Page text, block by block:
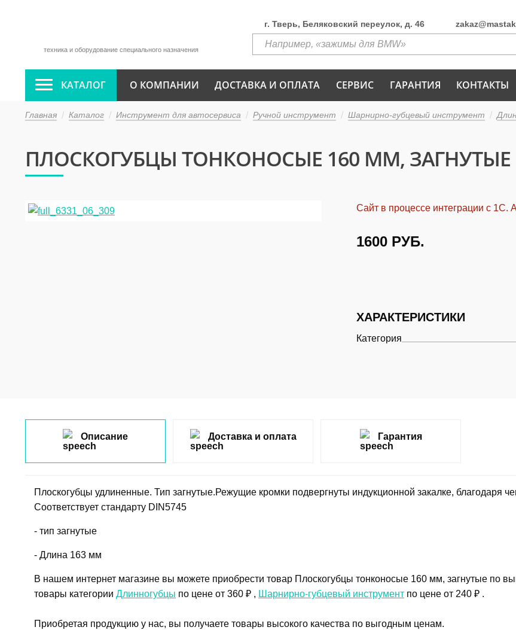
техника и оборудование специального назначения
г. Тверь, Беляковский переулок, д. 46
КАТАЛОГ О КОМПАНИИ ДОСТАВКА И ОПЛАТА СЕРВИС ГАРАНТИЯ КОНТАКТЫ
Главная Каталог Инструмент для автосервиса Ручной инструмент Шарнирно-губцевый инструмент
ПЛОСКОГУБЦЫ ТОНКОНОСЫЕ 160 ММ, ЗАГНУТЫЕ
Сайт в процессе интеграции с 1С.
1600 РУБ.
ХАРАКТЕРИСТИКИ
Категория
Описание
Плоскогубцы удлиненные. Тип загнутые.Режущие кромки подвергнуты индукционной закалке, благодаря
Соответствует стандарту DIN5745
- тип загнутые
- Длина 163 мм
В нашем интернет магазине вы можете приобрести товар Плоскогубцы тонконосые 160 мм, загнутые по
товары категории Длинногубцы по цене от 360 ₽ , Шарнирно-губцевый инструмент по цене от 240 ₽ .
Приобретая продукцию у нас, вы получаете товары высокого качества по выгодным ценам.
Доставка и оплата Гарантия